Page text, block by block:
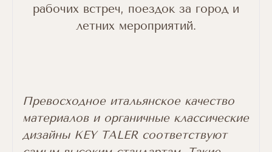
рабочих встреч, поездок за город и
летних мероприятий.
Превосходное итальянское качество
материалов и органичные классические
дизайны KEY TALER соответствуют